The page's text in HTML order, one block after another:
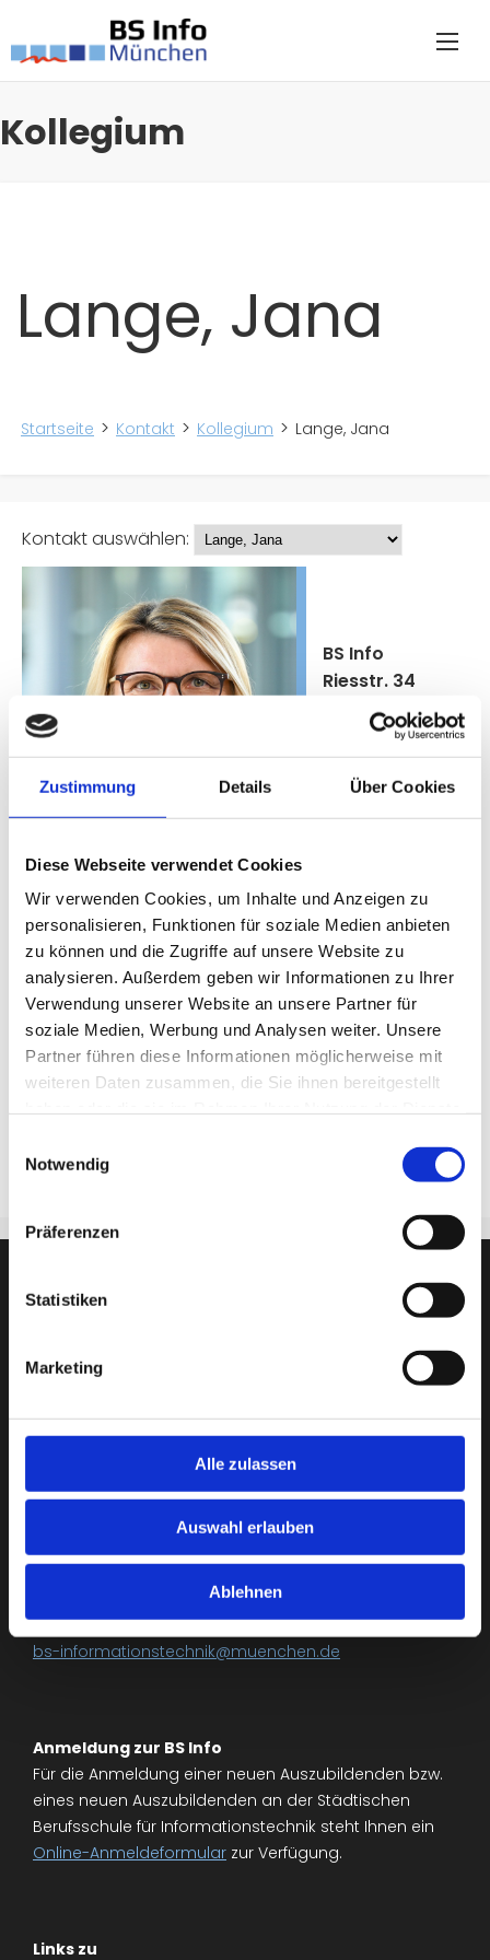
Zustimmung Details Über Cookies
Diese Webseite verwendet Cookies
Wir verwenden Cookies, um Inhalte und Anzeigen zu
personalisieren, Funktionen für soziale Medien anbieten
zu können und die Zugriffe auf unsere Website zu
analysieren. Außerdem geben wir Informationen zu Ihrer
Verwendung unserer Website an unsere Partner für
soziale Medien, Werbung und Analysen weiter. Unsere
Partner führen diese Informationen möglicherweise mit
weiteren Daten zusammen, die Sie ihnen bereitgestellt
Notwendig
Präferenzen
Statistiken
Marketing
Alle zulassen
Auswahl erlauben
Ablehnen
Kollegium
Lange, Jana
Startseite Kontakt Kollegium Lange, Jana
Kontakt auswählen:
BS Info
Riesstr. 34
80992
München
le@bsinfo.eu
089/233-
85224
Weitere Informationen
Raum: 2.1.18
Unterrichtsfächer:
Informationstechnik
Tel. +49 (0)89 233-85200
Fax: +49 (0)89 233-85201
bs-informationstechnik@muenchen.de
Anmeldung zur BS Info
Für die Anmeldung einer neuen Auszubildenden bzw.
eines neuen Auszubildenden an der Städtischen
Berufsschule für Informationstechnik steht Ihnen ein
Online-Anmeldeformular zur Verfügung.
Links zu